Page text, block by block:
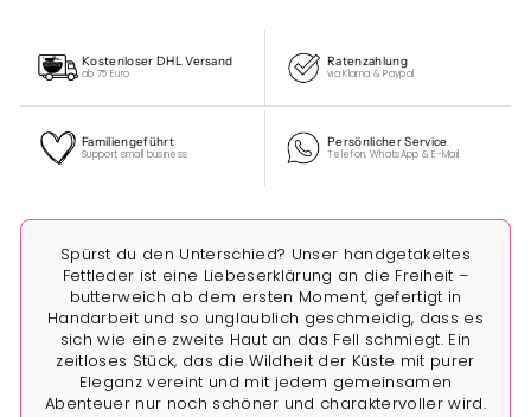
Kostenloser DHL Versand
ab 75 Euro
Ratenzahlung
via Klarna & Paypal
Familiengeführt
Support small business
Persönlicher Service
Telefon, WhatsApp & E-Mail
Spürst du den Unterschied? Unser handgetakeltes
Fettleder ist eine Liebeserklärung an die Freiheit –
butterweich ab dem ersten Moment, gefertigt in
Handarbeit und so unglaublich geschmeidig, dass es
sich wie eine zweite Haut an das Fell schmiegt. Ein
zeitloses Stück, das die Wildheit der Küste mit purer
Eleganz vereint und mit jedem gemeinsamen
Abenteuer nur noch schöner und charaktervoller wird.